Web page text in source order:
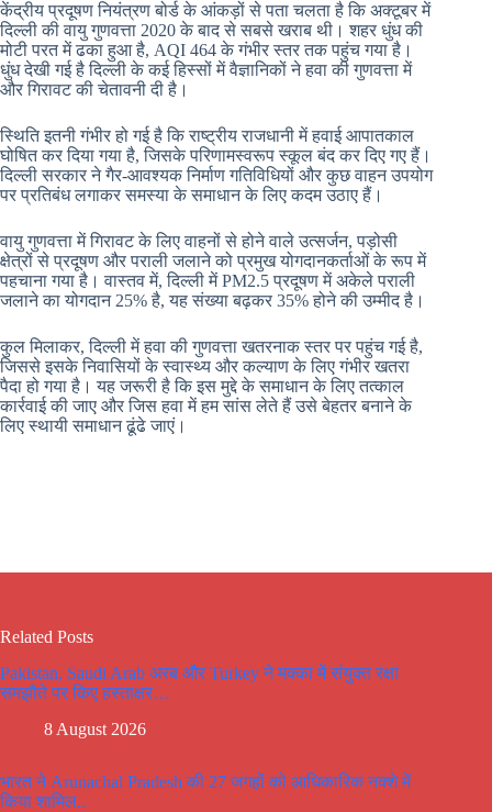
केंद्रीय प्रदूषण नियंत्रण बोर्ड के आंकड़ों से पता चलता है कि अक्टूबर में
दिल्ली की वायु गुणवत्ता 2020 के बाद से सबसे खराब थी। शहर धुंध की
मोटी परत में ढका हुआ है, AQI 464 के गंभीर स्तर तक पहुंच गया है।
धुंध देखी गई है दिल्ली के कई हिस्सों में वैज्ञानिकों ने हवा की गुणवत्ता में
और गिरावट की चेतावनी दी है।
स्थिति इतनी गंभीर हो गई है कि राष्ट्रीय राजधानी में हवाई आपातकाल
घोषित कर दिया गया है, जिसके परिणामस्वरूप स्कूल बंद कर दिए गए हैं।
दिल्ली सरकार ने गैर-आवश्यक निर्माण गतिविधियों और कुछ वाहन उपयोग
पर प्रतिबंध लगाकर समस्या के समाधान के लिए कदम उठाए हैं।
वायु गुणवत्ता में गिरावट के लिए वाहनों से होने वाले उत्सर्जन, पड़ोसी
क्षेत्रों से प्रदूषण और पराली जलाने को प्रमुख योगदानकर्ताओं के रूप में
पहचाना गया है। वास्तव में, दिल्ली में PM2.5 प्रदूषण में अकेले पराली
जलाने का योगदान 25% है, यह संख्या बढ़कर 35% होने की उम्मीद है।
कुल मिलाकर, दिल्ली में हवा की गुणवत्ता खतरनाक स्तर पर पहुंच गई है,
जिससे इसके निवासियों के स्वास्थ्य और कल्याण के लिए गंभीर खतरा
पैदा हो गया है। यह जरूरी है कि इस मुद्दे के समाधान के लिए तत्काल
कार्रवाई की जाए और जिस हवा में हम सांस लेते हैं उसे बेहतर बनाने के
लिए स्थायी समाधान ढूंढे जाएं।
Related Posts
Pakistan, Saudi Arab अरब और Turkey ने मक्का में संयुक्त रक्षा
समझौते पर किए हस्ताक्षर…
8 August 2026
भारत ने Arunachal Pradesh की 27 जगहों को आधिकारिक नक्शे में
किया शामिल..